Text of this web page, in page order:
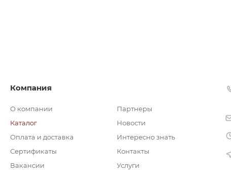
Компания
О компании
Каталог
Оплата и доставка
Сертификаты
Вакансии
Партнеры
Новости
Интересно знать
Контакты
Услуги